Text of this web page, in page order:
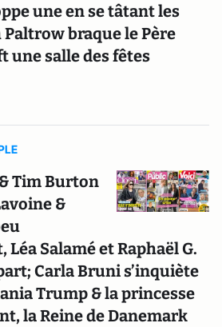
une en se tâtant les
braque le Père
une salle des fêtes
Tim Burton
&
Salamé et Raphaël G.
Carla Bruni s’inquiète
Trump & la princesse
la Reine de Danemark